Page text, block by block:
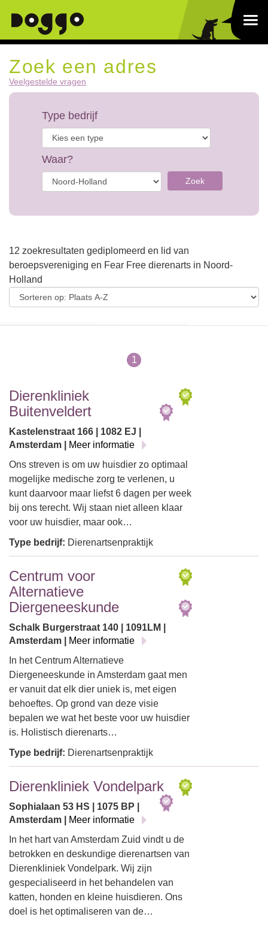
Zoek een adres
Veelgestelde vragen
Type bedrijf
Waar?
Zoek
12 zoekresultaten gediplomeerd en lid van
beroepsvereniging en Fear Free dierenarts in Noord-
Holland
1
Dierenkliniek
Buitenveldert
Kastelenstraat 166 | 1082 EJ |
Amsterdam |
Meer informatie
Ons streven is om uw huisdier zo optimaal
mogelijke medische zorg te verlenen, u
kunt daarvoor maar liefst 6 dagen per week
bij ons terecht. Wij staan niet alleen klaar
voor uw huisdier, maar ook…
Type bedrijf: Dierenartsenpraktijk
Centrum voor
Alternatieve
Diergeneeskunde
Schalk Burgerstraat 140 | 1091LM |
Amsterdam |
Meer informatie
In het Centrum Alternatieve
Diergeneeskunde in Amsterdam gaat men
er vanuit dat elk dier uniek is, met eigen
behoeftes. Op grond van deze visie
bepalen we wat het beste voor uw huisdier
is. Holistisch dierenarts…
Type bedrijf: Dierenartsenpraktijk
Dierenkliniek Vondelpark
Sophialaan 53 HS | 1075 BP |
Amsterdam |
Meer informatie
In het hart van Amsterdam Zuid vindt u de
betrokken en deskundige dierenartsen van
Dierenkliniek Vondelpark. Wij zijn
gespecialiseerd in het behandelen van
katten, honden en kleine huisdieren. Ons
doel is het optimaliseren van de…